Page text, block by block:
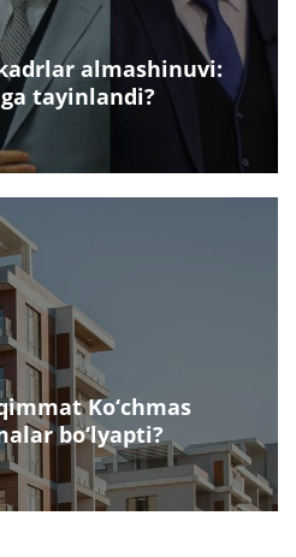
almashinuvi:
tayinlandi?
bo‘lyapti?